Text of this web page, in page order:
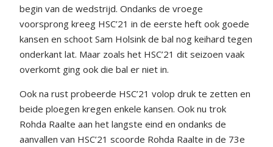
begin van de wedstrijd. Ondanks de vroege
voorsprong kreeg HSC’21 in de eerste heft ook goede
kansen en schoot Sam Holsink de bal nog keihard tegen
onderkant lat. Maar zoals het HSC’21 dit seizoen vaak
overkomt ging ook die bal er niet in.
Ook na rust probeerde HSC’21 volop druk te zetten en
beide ploegen kregen enkele kansen. Ook nu trok
Rohda Raalte aan het langste eind en ondanks de
aanvallen van HSC’21 scoorde Rohda Raalte in de 73e